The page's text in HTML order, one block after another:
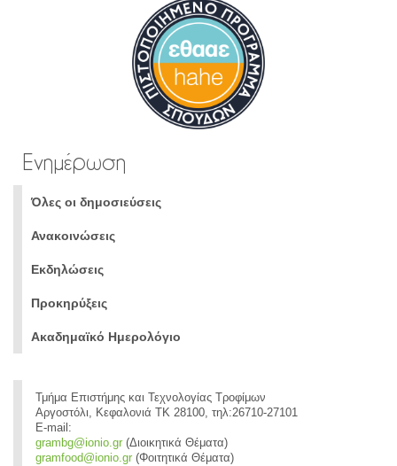
Ενημέρωση
Όλες οι δημοσιεύσεις
Ανακοινώσεις
Εκδηλώσεις
Προκηρύξεις
Ακαδημαϊκό Ημερολόγιο
Τμήμα Επιστήμης και Τεχνολογίας Τροφίμων
Αργοστόλι, Κεφαλονιά ΤΚ 28100, τηλ:26710-27101
E-mail:
grambg@ionio.gr (Διοικητικά Θέματα)
gramfood@ionio.gr (Φοιτητικά Θέματα)